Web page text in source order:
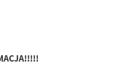
uzyskanie informacji w zakresie